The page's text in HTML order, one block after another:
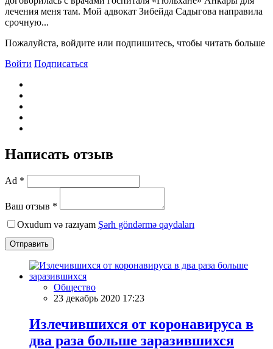
лечения меня там. Мой адвокат Зибейда Садыгова направила
срочную...
Пожалуйста, войдите или подпишитесь, чтобы читать больше
Войти Подписаться
Написать отзыв
Ad *
Ваш отзыв *
Oxudum və razıyam Şərh göndərmə qaydaları
Отправить
Общество
23 декабрь 2020 17:23
Излечившихся от коронавируса в
два раза больше заразившихся